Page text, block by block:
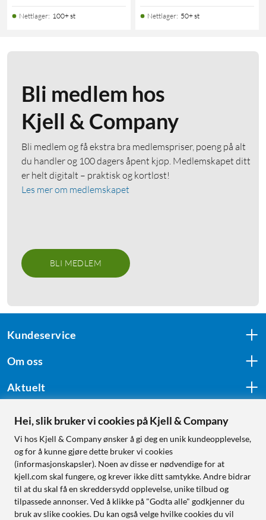
Nettlager: 100+ st Nettlager: 50+ st
Bli medlem hos
Kjell & Company
Bli medlem og få ekstra bra medlemspriser, poeng på alt
du handler og 100 dagers åpent kjøp. Medlemskapet ditt
er helt digitalt – praktisk og kortløst!
Les mer om medlemskapet
BLI MEDLEM
Kundeservice
Om oss
Aktuelt
Følg oss
Handle fra:
Sverige
Hei, slik bruker vi cookies på Kjell & Company
Vi hos Kjell & Company ønsker å gi deg en unik kundeopplevelse,
og for å kunne gjøre dette bruker vi cookies
(informasjonskapsler). Noen av disse er nødvendige for at
kjell.com skal fungere, og krever ikke ditt samtykke. Andre bidrar
til at du skal få en skreddersydd opplevelse, unike tilbud og
tilpassede annonser. Ved å klikke på "Godta alle" godkjenner du
bruk av slike cookies. Du kan også velge hvilke cookies du vil